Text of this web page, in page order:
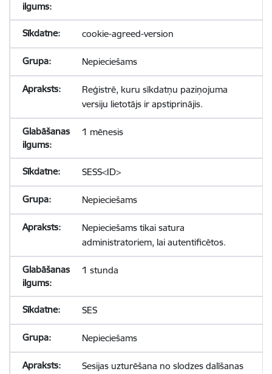
cookie-agreed-version
Nepieciešams
Reģistrē, kuru sīkdatņu paziņojuma
versiju lietotājs ir apstiprinājis.
1 mēnesis
SESS<ID>
Nepieciešams
Nepieciešams tikai satura
administratoriem, lai autentificētos.
1 stunda
SES
Nepieciešams
Sesijas uzturēšana no slodzes dalīšanas